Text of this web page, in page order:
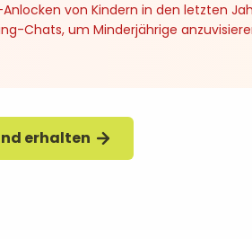
von Kindern in den letzten
Chats, um Minderjährige
erhalten